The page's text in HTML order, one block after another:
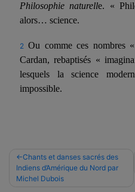
Philosophie naturelle. «
alors… science.
2 Ou comme ces nombres
Cardan, rebaptisés «
lesquels la science
impossible.
Navigation
de
Chants et danses sacrés des
Indiens d’Amérique du Nord par
Michel Dubois